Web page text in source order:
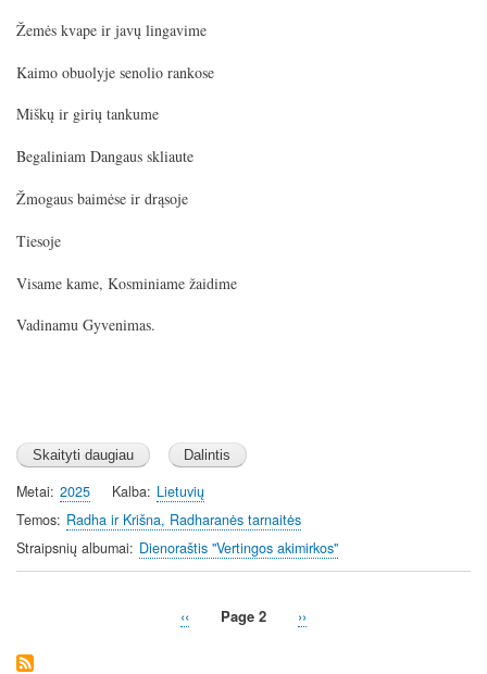
Žemės kvape ir javų lingavime
Kaimo obuolyje senolio rankose
Miškų ir girių tankume
Begaliniam Dangaus skliaute
Žmogaus baimėse ir drąsoje
Tiesoje
Visame kame, Kosminiame žaidime
Vadinamu Gyvenimas.
Metai 2025 Kalba Lietuvių
Temos Radha ir Krišna, Radharanės tarnaitės
Straipsnių albumai
Dienoraštis "Vertingos akimirkos"
Previous
‹‹ Page 2
Next
››